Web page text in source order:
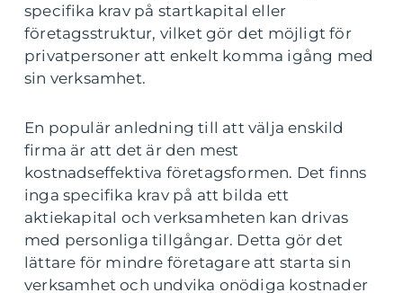
specifika krav på startkapital eller
företagsstruktur, vilket gör det möjligt för
privatpersoner att enkelt komma igång med
sin verksamhet.
En populär anledning till att välja enskild
firma är att det är den mest
kostnadseffektiva företagsformen. Det finns
inga specifika krav på att bilda ett
aktiekapital och verksamheten kan drivas
med personliga tillgångar. Detta gör det
lättare för mindre företagare att starta sin
verksamhet och undvika onödiga kostnader